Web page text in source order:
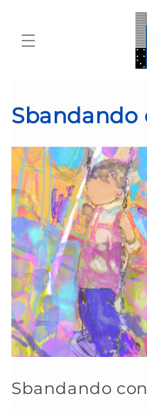
Sbandando
Sbandando